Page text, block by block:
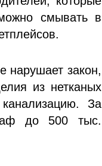
смывать в
нарушает закон,
из нетканых
За
до 500 тыс.